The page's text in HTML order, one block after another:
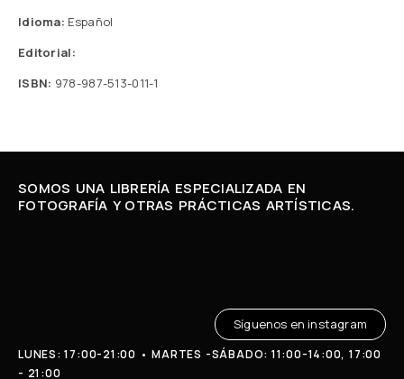
Idioma: Español
Editorial:
ISBN: 978-987-513-011-1
SOMOS UNA LIBRERÍA ESPECIALIZADA EN
FOTOGRAFÍA Y OTRAS PRÁCTICAS ARTÍSTICAS.
LUNES: 17:00-21:00 • MARTES -SÁBADO: 11:00-14:00, 17:00
- 21:00
Síguenos en instagram